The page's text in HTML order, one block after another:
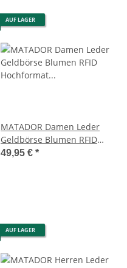
AUF LAGER
MATADOR Damen Leder
Geldbörse Blumen RFID
Hochformat Braun
49,95 € *
AUF LAGER